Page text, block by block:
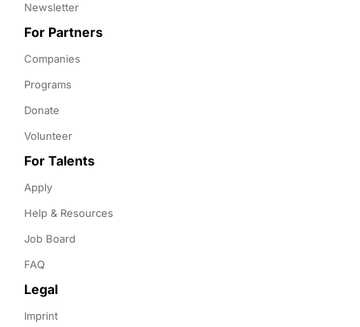
Newsletter
For Partners
Companies
Programs
Donate
Volunteer
For Talents
Apply
Help & Resources
Job Board
FAQ
Legal
Imprint